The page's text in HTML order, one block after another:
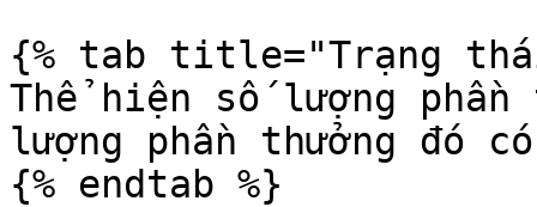
{% tab title="Trạng
Thể hiện số lượng
lượng phần thưởng đó
{% endtab %}